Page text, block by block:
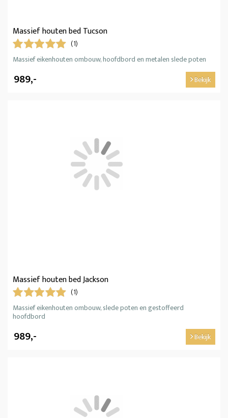
Massief houten bed Tucson
(1)
Massief eikenhouten ombouw, hoofdbord en metalen slede poten
989,- Bekijk
Massief houten bed Jackson
(1)
Massief eikenhouten ombouw, slede poten en gestoffeerd
hoofdbord
989,- Bekijk